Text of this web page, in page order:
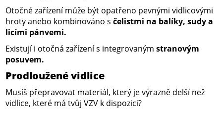
Otočné zařízení může být opatřeno pevnými vidlicovými
hroty anebo kombinováno s čelistmi na balíky, sudy a
licími pánvemi.
Existují i otočná zařízení s integrovaným stranovým
posuvem.
Prodloužené vidlice
Musíš přepravovat materiál, který je výrazně delší než
vidlice, které má tvůj VZV k dispozici?